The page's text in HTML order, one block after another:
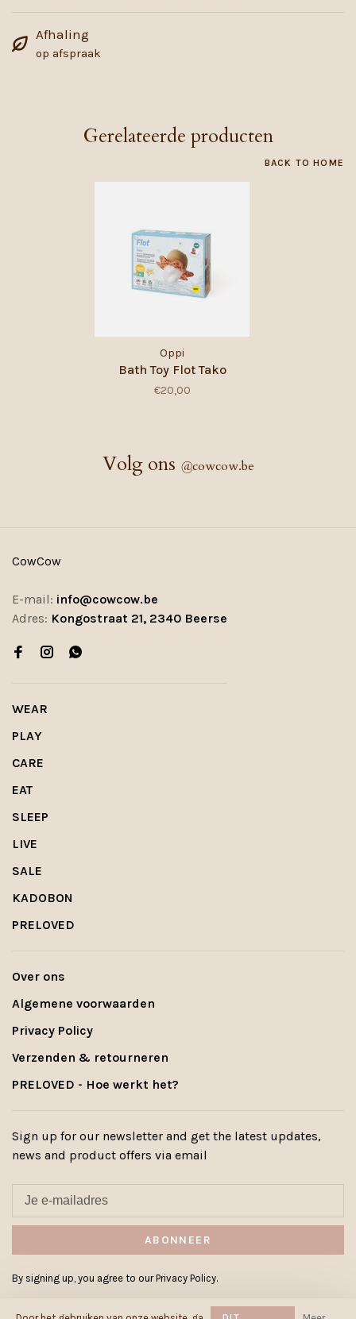
Afhaling
op afspraak
Gerelateerde producten
BACK TO HOME
Oppi
Bath Toy Flot Tako
€20,00
Volg ons @cowcow.be
CowCow
E-mail: info@cowcow.be
Adres: Kongostraat 21, 2340 Beerse
WEAR
PLAY
CARE
EAT
SLEEP
LIVE
SALE
KADOBON
PRELOVED
Over ons
Algemene voorwaarden
Privacy Policy
Verzenden & retourneren
PRELOVED - Hoe werkt het?
Sign up for our newsletter and get the latest updates,
news and product offers via email
ABONNEER
By signing up, you agree to our Privacy Policy.